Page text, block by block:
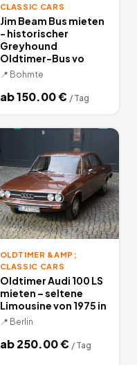
CLASSIC CARS
Jim Beam Bus mieten
- historischer
Greyhound
Oldtimer-Bus vo
📍 Bohmte
ab150.00€ / Tag
OLDTIMER &AMP;
CLASSIC CARS
Oldtimer Audi 100 LS
mieten – seltene
Limousine von 1975 in
📍 Berlin
ab250.00€ / Tag